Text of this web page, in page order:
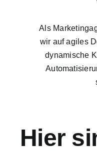
Als
wir auf agiles
dynamische
Hier